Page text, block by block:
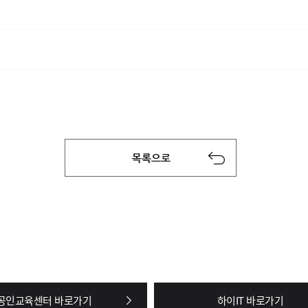
인교육센터 바로가기 하이IT 바로가기